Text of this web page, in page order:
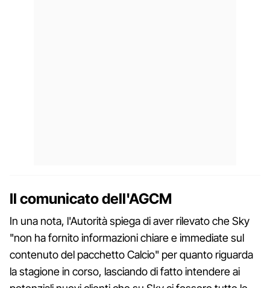
Il comunicato dell'AGCM
In una nota, l'Autorità spiega di aver rilevato che Sky
"non ha fornito informazioni chiare e immediate sul
contenuto del pacchetto Calcio" per quanto riguarda
la stagione in corso, lasciando di fatto intendere ai